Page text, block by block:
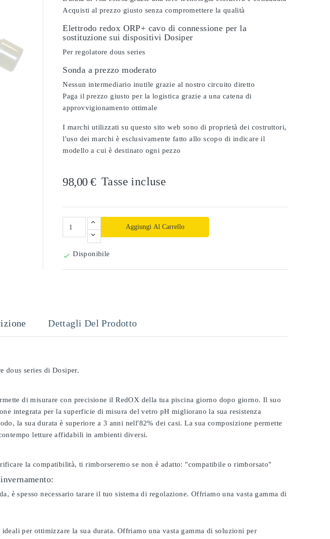
Acquisti al prezzo giusto senza compromettere la qualità
Elettrodo redox ORP+ cavo di connessione per la
sostituzione sui dispositivi Dosiper
Per regolatore dous series
Sonda a prezzo moderato
Nessun intermediario inutile grazie al nostro circuito diretto
Paga il prezzo giusto per la logistica grazie a una catena di
approvvigionamento ottimale
I marchi utilizzati su questo sito web sono di proprietà dei costruttori,
l'uso dei marchi è esclusivamente fatto allo scopo di indicare il
modello a cui è destinato ogni pezzo
98,00 € Tasse incluse
Aggiungi Al Carrello
 Disponibile
Dettagli Del Prodotto
dous series di Dosiper.
di misurare con precisione il RedOX della tua piscina giorno dopo giorno. Il suo
integrata per la superficie di misura del vetro pH migliorano la sua resistenza
la sua durata è superiore a 3 anni nell'82% dei casi. La sua composizione permette
letture affidabili in ambienti diversi.
la compatibilità, ti rimborseremo se non è adatto: "compatibile o rimborsato"
è spesso necessario tarare il tuo sistema di regolazione. Offriamo una vasta gamma di
per ottimizzare la sua durata. Offriamo una vasta gamma di soluzioni per